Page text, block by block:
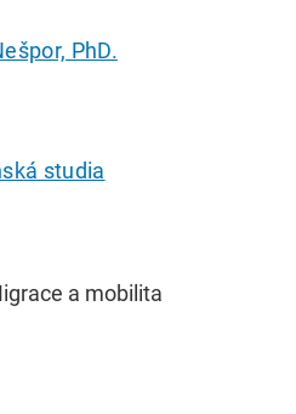
PhD.
studia
a mobilita